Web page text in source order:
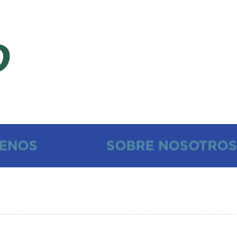
SOBRE NOSOTROS